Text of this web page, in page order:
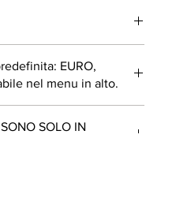
EURO,
nel menu in alto.
SOLO IN